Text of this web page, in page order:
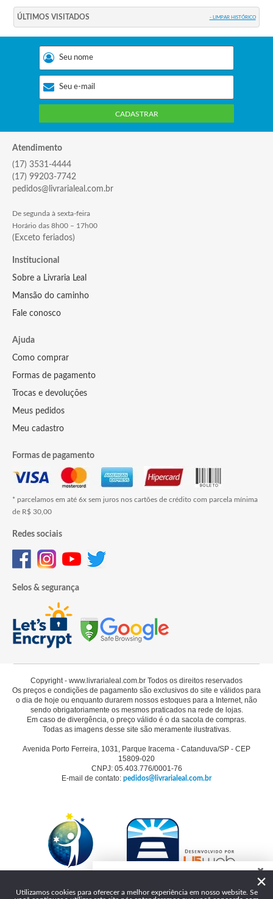
ÚLTIMOS VISITADOS - LIMPAR HISTÓRICO
CADASTRAR
Atendimento
(17) 3531-4444
(17) 99203-7742
pedidos@livrarialeal.com.br
De segunda à sexta-feira
Horário das 8h00 – 17h00
(Exceto feriados)
Institucional
Sobre a Livraria Leal
Mansão do caminho
Fale conosco
Ajuda
Como comprar
Formas de pagamento
Trocas e devoluções
Meus pedidos
Meu cadastro
Formas de pagamento
* parcelamos em até 6x sem juros nos cartões de crédito com parcela mínima
de R$ 30,00
Redes sociais
Selos & segurança
Copyright - www.livrarialeal.com.br Todos os direitos reservados
Os preços e condições de pagamento são exclusivos do site e válidos para
o dia de hoje ou enquanto durarem nossos estoques para a Internet, não
sendo obrigatoriamente os mesmos praticados na rede de lojas.
Em caso de divergência, o preço válido é o da sacola de compras.
Todas as imagens desse site são meramente ilustrativas.
Avenida Porto Ferreira, 1031, Parque Iracema - Catanduva/SP - CEP
15809-020
CNPJ: 05.403.776/0001-76
E-mail de contato: pedidos@livrarialeal.com.br
×
Utilizamos cookies para oferecer a melhor experiência em nosso website. Se
Como podemos te ajudar?